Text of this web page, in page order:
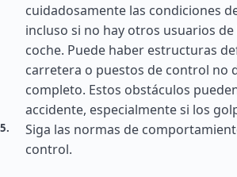
cuidadosamente las condiciones
incluso si no hay otros usuarios de
coche. Puede haber estructuras
carretera o puestos de control no
completo. Estos obstáculos
accidente, especialmente si los
Siga las normas de
control.